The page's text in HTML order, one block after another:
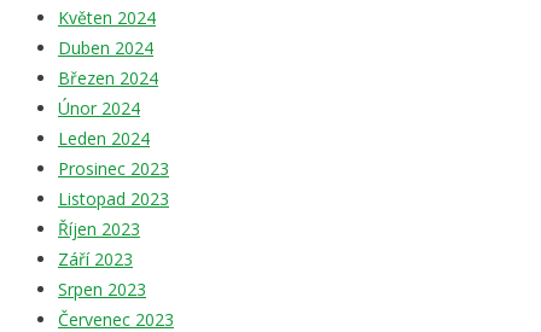
Květen 2024
Duben 2024
Březen 2024
Únor 2024
Leden 2024
Prosinec 2023
Listopad 2023
Říjen 2023
Září 2023
Srpen 2023
Červenec 2023